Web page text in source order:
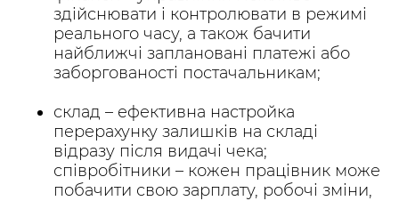
здійснювати і контролювати в режимі
реального часу, а також бачити
найближчі заплановані платежі або
заборгованості постачальникам;
склад – ефективна настройка
перерахунку залишків на складі
відразу після видачі чека;
співробітники – кожен працівник може
побачити свою зарплату, робочі зміни,